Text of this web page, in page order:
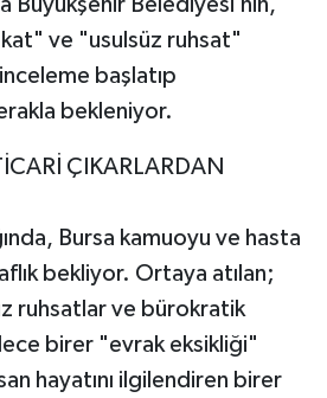
Büyükşehir Belediyesi’nin,
ve "usulsüz ruhsat"
başlatıp
bekleniyor.
ÇIKARLARDAN
Bursa kamuoyu ve hasta
bekliyor. Ortaya atılan;
ruhsatlar ve bürokratik
birer "evrak eksikliği"
hayatını ilgilendiren birer